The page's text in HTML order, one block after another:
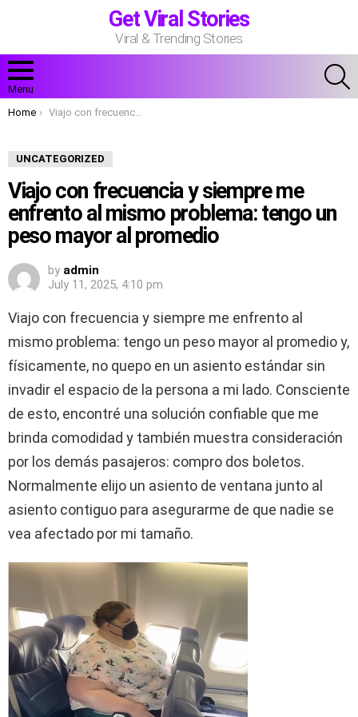
Get Viral Stories
Viral & Trending Stories
Menu
You are here:
Home Viajo con frecuencia y siempre me enfrento al mismo problema: tengo un peso mayor al promedio
UNCATEGORIZED
Viajo con frecuencia y siempre me
enfrento al mismo problema: tengo un
peso mayor al promedio
by admin
July 11, 2025, 4:10 pm
Viajo con frecuencia y siempre me enfrento al
mismo problema: tengo un peso mayor al promedio y,
físicamente, no quepo en un asiento estándar sin
invadir el espacio de la persona a mi lado. Consciente
de esto, encontré una solución confiable que me
brinda comodidad y también muestra consideración
por los demás pasajeros: compro dos boletos.
Normalmente elijo un asiento de ventana junto al
asiento contiguo para asegurarme de que nadie se
vea afectado por mi tamaño.